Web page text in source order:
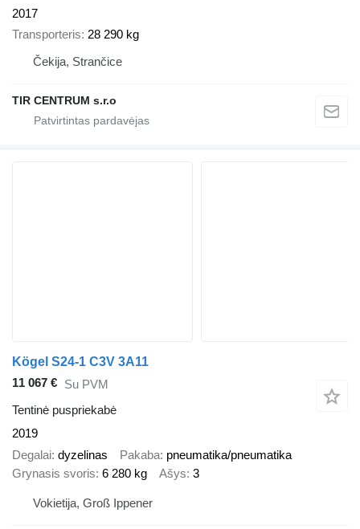
2017
Transporteris 28 290 kg
Čekija, Strančice
TIR CENTRUM s.r.o
Kögel S24-1 C3V 3A11
11 067 € Su PVM
Tentinė puspriekabė
2019
Degalai dyzelinas Pakaba pneumatika/pneumatika
Grynasis svoris 6 280 kg Ašys 3
Vokietija, Groß Ippener